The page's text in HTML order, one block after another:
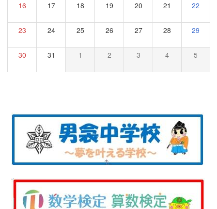
16 17 18 19 20 21 22
23 24 25 26 27 28 29
30 31 1 2 3 4 5